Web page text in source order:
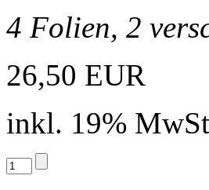
4 Folien, 2
26,50 EUR
inkl. 19%